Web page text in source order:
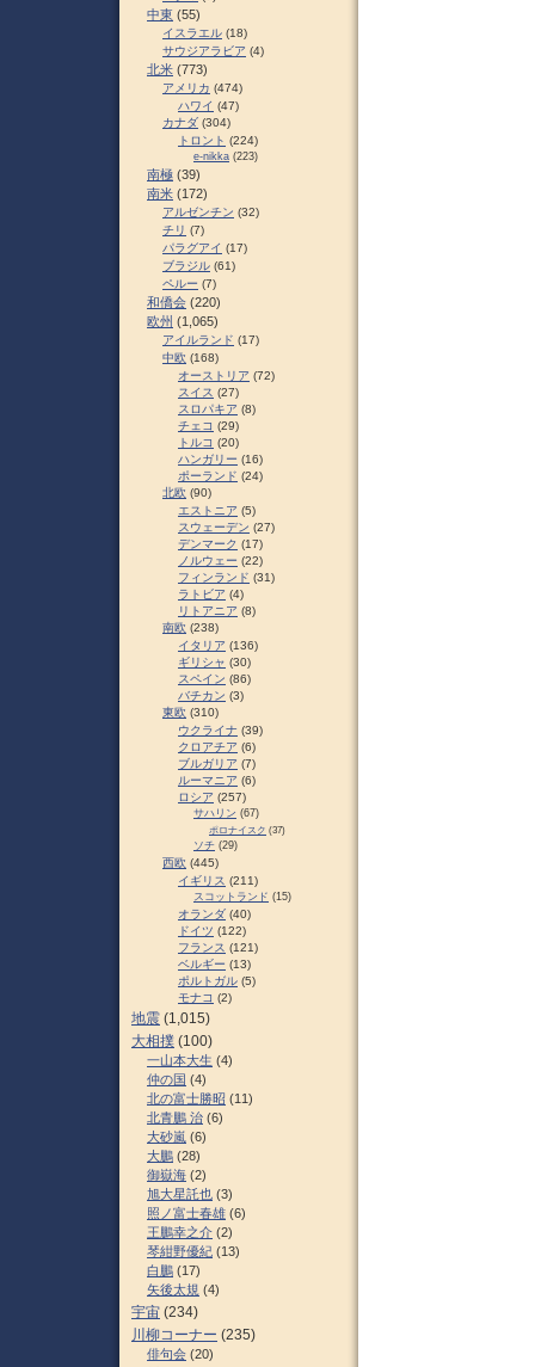
中東 (55)
イスラエル (18)
サウジアラビア (4)
北米 (773)
アメリカ (474)
ハワイ (47)
カナダ (304)
トロント (224)
e-nikka (223)
南極 (39)
南米 (172)
アルゼンチン (32)
チリ (7)
パラグアイ (17)
ブラジル (61)
ペルー (7)
和僑会 (220)
欧州 (1,065)
アイルランド (17)
中欧 (168)
オーストリア (72)
スイス (27)
スロパキア (8)
チェコ (29)
トルコ (20)
ハンガリー (16)
ポーランド (24)
北欧 (90)
エストニア (5)
スウェーデン (27)
デンマーク (17)
ノルウェー (22)
フィンランド (31)
ラトビア (4)
リトアニア (8)
南欧 (238)
イタリア (136)
ギリシャ (30)
スペイン (86)
バチカン (3)
東欧 (310)
ウクライナ (39)
クロアチア (6)
ブルガリア (7)
ルーマニア (6)
ロシア (257)
サハリン (67)
ポロナイスク (37)
ソチ (29)
西欧 (445)
イギリス (211)
スコットランド (15)
オランダ (40)
ドイツ (122)
フランス (121)
ベルギー (13)
ポルトガル (5)
モナコ (2)
地震 (1,015)
大相撲 (100)
一山本大生 (4)
仲の国 (4)
北の富士勝昭 (11)
北青鵬 治 (6)
大砂嵐 (6)
大鵬 (28)
御嶽海 (2)
旭大星託也 (3)
照ノ富士春雄 (6)
王鵬幸之介 (2)
琴紺野優紀 (13)
白鵬 (17)
矢後太規 (4)
宇宙 (234)
川柳コーナー (235)
俳句会 (20)